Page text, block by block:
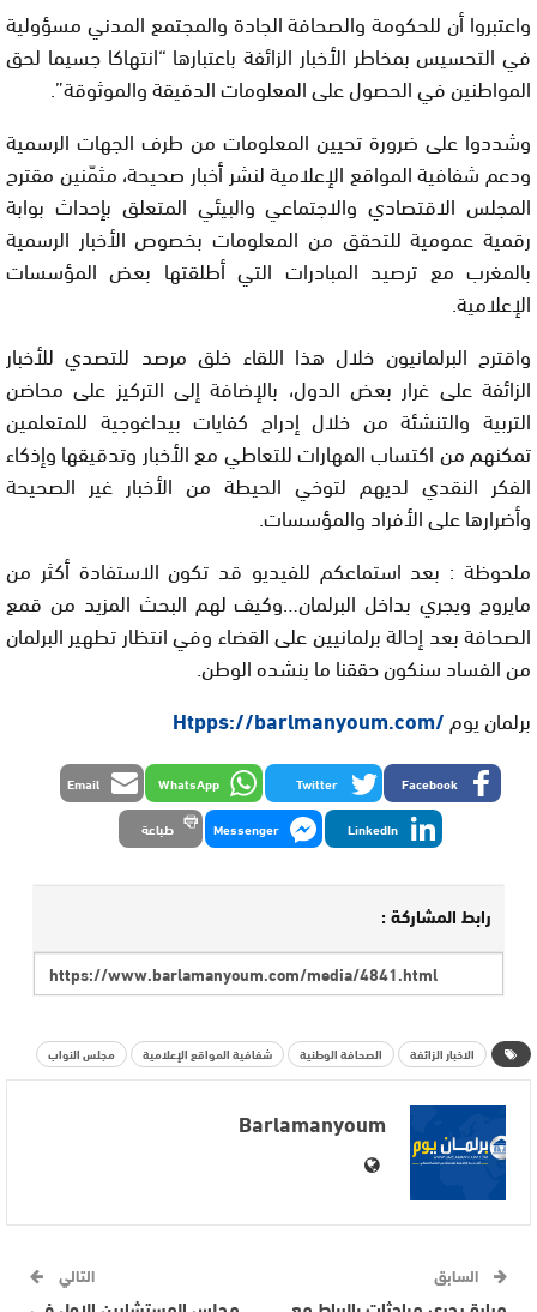
واعتبروا أن للحكومة والصحافة الجادة والمجتمع المدني مسؤولية
في التحسيس بمخاطر الأخبار الزائفة باعتبارها “انتهاكا جسيما لحق
المواطنين في الحصول على المعلومات الدقيقة والموثوقة”.
وشددوا على ضرورة تحيين المعلومات من طرف الجهات الرسمية
ودعم شفافية المواقع الإعلامية لنشر أخبار صحيحة، مثمّنين مقترح
المجلس الاقتصادي والاجتماعي والبيئي المتعلق بإحداث بوابة
رقمية عمومية للتحقق من المعلومات بخصوص الأخبار الرسمية
بالمغرب مع ترصيد المبادرات التي أطلقتها بعض المؤسسات
الإعلامية.
واقترح البرلمانيون خلال هذا اللقاء خلق مرصد للتصدي للأخبار
الزائفة على غرار بعض الدول، بالإضافة إلى التركيز على محاضن
التربية والتنشئة من خلال إدراج كفايات بيداغوجية للمتعلمين
تمكنهم من اكتساب المهارات للتعاطي مع الأخبار وتدقيقها وإذكاء
الفكر النقدي لديهم لتوخي الحيطة من الأخبار غير الصحيحة
وأضرارها على الأفراد والمؤسسات.
ملحوظة : بعد استماعكم للفيديو قد تكون الاستفادة أكثر من
مايروج ويجري بداخل البرلمان…وكيف لهم البحث المزيد من قمع
الصحافة بعد إحالة برلمانيين على القضاء وفي انتظار تطهير البرلمان
من الفساد سنكون حققنا ما بنشده الوطن.
برلمان يوم/Htpps://barlmanyoum.com
Facebook
Twitter
WhatsApp
Email
LinkedIn
Messenger طباعة
رابط المشاركة :
الاخبار الزائفة الصحافة الوطنية شفافية المواقع الإعلامية مجلس النواب
Barlamanyoum
السابق التالي